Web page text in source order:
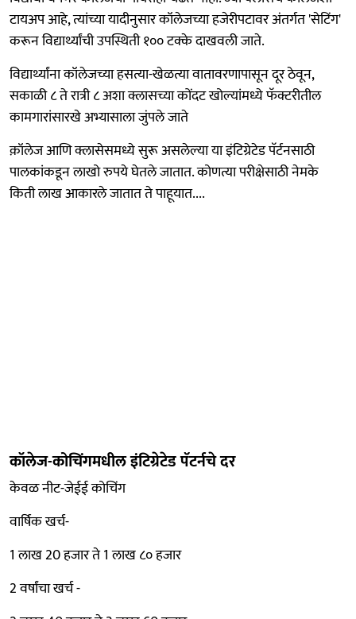
टायअप आहे, त्यांच्या यादीनुसार कॉलेजच्या हजेरीपटावर अंतर्गत 'सेटिंग'
करून विद्यार्थ्यांची उपस्थिती १०० टक्के दाखवली जाते.
विद्यार्थ्यांना कॉलेजच्या हसत्या-खेळत्या वातावरणापासून दूर ठेवून,
सकाळी ८ ते रात्री ८ अशा क्लासच्या कोंदट खोल्यांमध्ये फॅक्टरीतील
कामगारांसारखे अभ्यासाला जुंपले जाते
क़ॉलेज आणि क्लासेसमध्ये सुरू असलेल्या या इंटिग्रेटेड पॅर्टनसाठी
पालकांकडून लाखो रुपये घेतले जातात. कोणत्या परीक्षेसाठी नेमके
किती लाख आकारले जातात ते पाहूयात....
कॉलेज-कोचिंगमधील इंटिग्रेटेड पॅटर्नचे दर
केवळ नीट-जेईई कोचिंग
वार्षिक खर्च-
1 लाख 20 हजार ते 1 लाख ८० हजार
2 वर्षांचा खर्च -